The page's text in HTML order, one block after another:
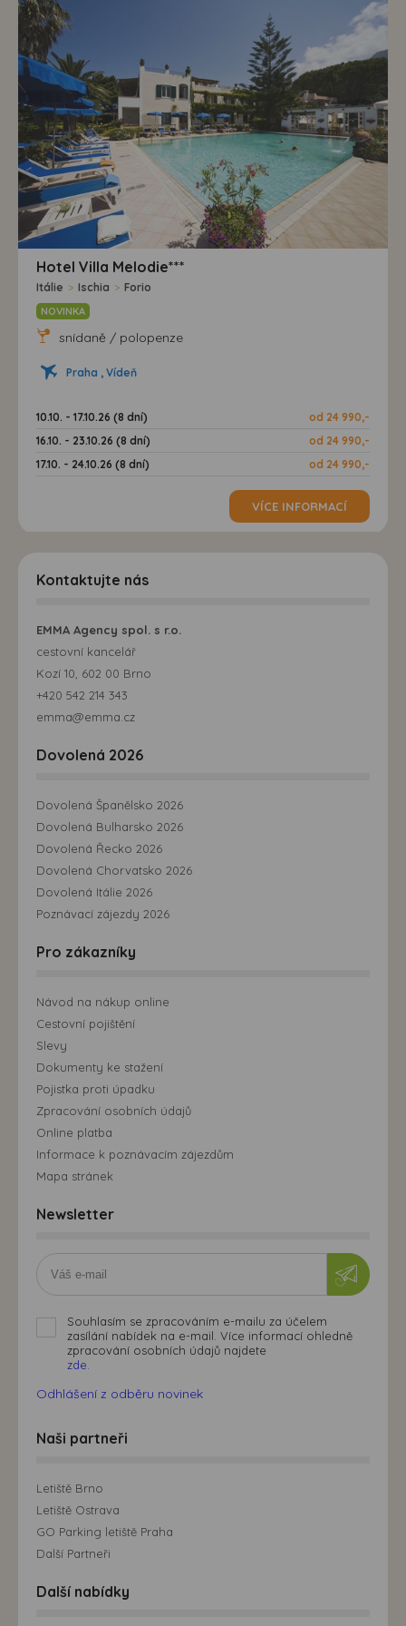
Hotel Villa Melodie***
Itálie > Ischia > Forio
NOVINKA
snídaně / polopenze
Praha , Vídeň
10.10. - 17.10.26 (8 dní)
od 24 990,-
16.10. - 23.10.26 (8 dní)
od 24 990,-
17.10. - 24.10.26 (8 dní)
od 24 990,-
VÍCE INFORMACÍ
Kontaktujte nás
EMMA Agency spol. s r.o.
cestovní kancelář
Kozí 10, 602 00 Brno
+420 542 214 343
emma@emma.cz
Dovolená 2026
Dovolená Španělsko 2026
Dovolená Bulharsko 2026
Dovolená Řecko 2026
Dovolená Chorvatsko 2026
Dovolená Itálie 2026
Poznávací zájezdy 2026
Pro zákazníky
Návod na nákup online
Cestovní pojištění
Slevy
Dokumenty ke stažení
Pojistka proti úpadku
Zpracování osobních údajů
Online platba
Informace k poznávacím zájezdům
Mapa stránek
Newsletter
Souhlasím se zpracováním e-mailu za účelem
zasílání nabídek na e-mail. Více informací ohledně
zpracování osobních údajů najdete
zde.
Odhlášení z odběru novinek
Naši partneři
Letiště Brno
Letiště Ostrava
GO Parking letiště Praha
Další Partneři
Další nabídky
možná bezprostřední identifikace uživatele. Bez vyjádření
souhlasu, nedojde k zobrazování obsahu a reklam
přizpůsobených Vašim zájmům.